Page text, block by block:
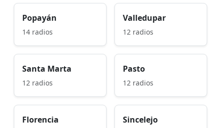
Popayán
14 radios
Valledupar
12 radios
Santa Marta
12 radios
Pasto
12 radios
Florencia Sincelejo